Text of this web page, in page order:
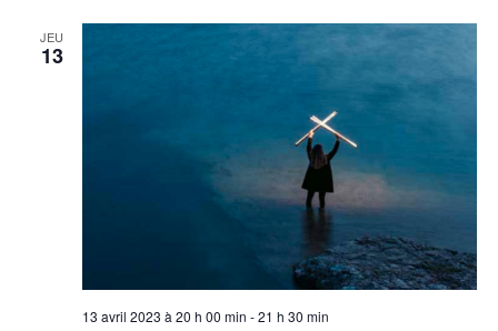
JEU
13
13 avril 2023 à 20 h 00 min -21 h 30 min